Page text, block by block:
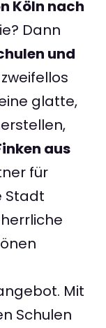
Köln nach
Dann
und
zweifellos
glatte,
aus
für
Stadt
Mit
Schulen